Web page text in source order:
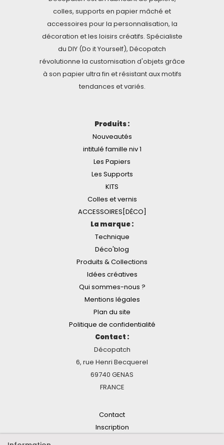
colles, supports en papier mâché et
accessoires pour la personnalisation, la
décoration et les loisirs créatifs. Spécialiste
du DIY (Do it Yourself), Décopatch
révolutionne la customisation d'objets grâce
à son papier ultra fin et résistant aux motifs
tendances et variés.
Produits :
Nouveautés
intitulé famille niv 1
Les Papiers
Les Supports
KITS
Colles et vernis
ACCESSOIRES[DÉCO]
La marque :
Technique
Déco'blog
Produits & Collections
Idées créatives
Qui sommes-nous ?
Mentions légales
Plan du site
Politique de confidentialité
Contact :
Décopatch
6, rue Henri Becquerel
69740 GENAS
FRANCE
Contact
Inscription